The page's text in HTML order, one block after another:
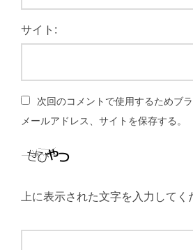
サイト:
次回のコメントで使用するためブ
メールアドレス、サイトを保存する。
上に表示された文字を入力してく